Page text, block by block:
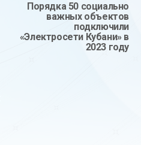
Порядка 50 социально
важных объектов
подключили
«Электросети Кубани» в
2023 году